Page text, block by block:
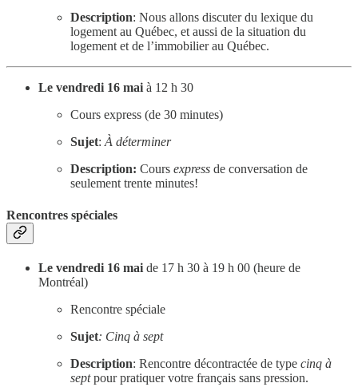
Description: Nous allons discuter du lexique du
logement au Québec, et aussi de la situation du
logement et de l’immobilier au Québec.
Le vendredi 16 mai à 12 h 30
Cours express (de 30 minutes)
Sujet: À déterminer
Description: Cours express de conversation de
seulement trente minutes!
Rencontres spéciales
Le vendredi 16 mai de 17 h 30 à 19 h 00 (heure de
Montréal)
Rencontre spéciale
Sujet: Cinq à sept
Description: Rencontre décontractée de type cinq à
septpour pratiquer votre français sans pression.